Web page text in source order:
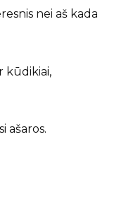
nei aš kada
kūdikiai,
ašaros.